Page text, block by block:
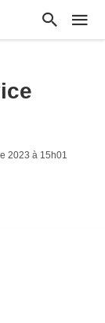
2023 à 15h01